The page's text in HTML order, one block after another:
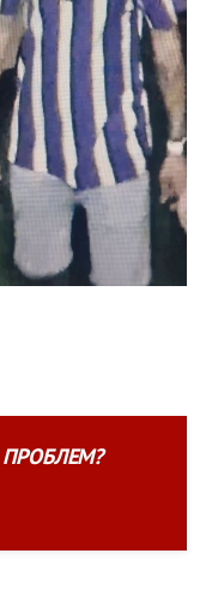
ПРОБЛЕМ?